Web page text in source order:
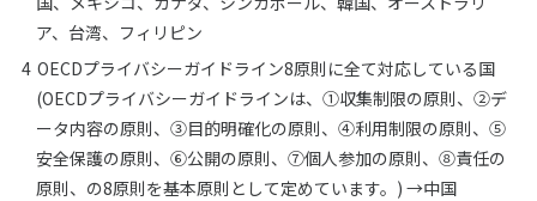
ア、台湾、フィリピン
OECDプライバシーガイドライン8原則に全て対応している国
(OECDプライバシーガイドラインは、①収集制限の原則、②デ
ータ内容の原則、③目的明確化の原則、④利用制限の原則、⑤
安全保護の原則、⑥公開の原則、⑦個人参加の原則、⑧責任の
原則、の8原則を基本原則として定めています。) →中国